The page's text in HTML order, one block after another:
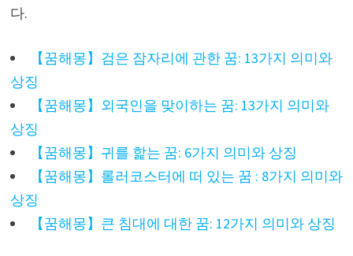
다.
【꿈해몽】검은 잠자리에 관한 꿈: 13가지 의미와
상징
【꿈해몽】외국인을 맞이하는 꿈: 13가지 의미와
상징
【꿈해몽】귀를 핥는 꿈: 6가지 의미와 상징
【꿈해몽】롤러코스터에 떠 있는 꿈 : 8가지 의미와
상징
【꿈해몽】큰 침대에 대한 꿈: 12가지 의미와 상징